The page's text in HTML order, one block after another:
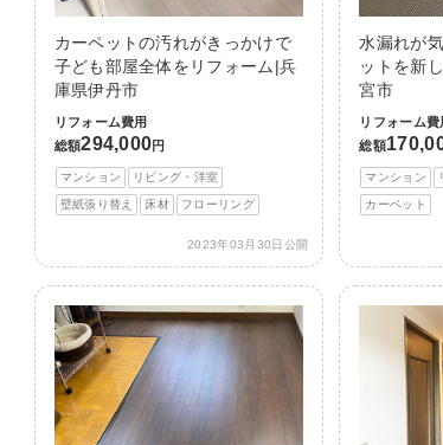
カーペットの汚れがきっかけで
子ども部屋全体をリフォーム|兵
庫県伊丹市
リフォーム費用
総額294,000円
マンション リビング・洋室
壁紙張り替え 床材 フローリング
2023年03月30日公開
水漏れが
ットを新
宮市
リフォーム費
総額
マンション
カーペット